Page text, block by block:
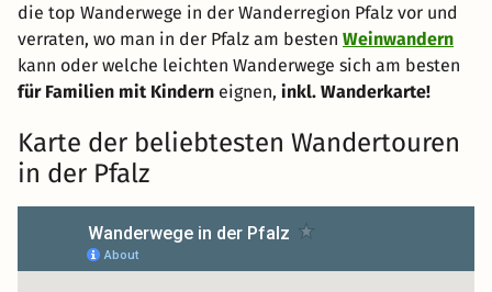
die top Wanderwege in der Wanderregion Pfalz vor und
verraten, wo man in der Pfalz am besten Weinwandern
kann oder welche leichten Wanderwege sich am besten
für Familien mit Kindern eignen, inkl. Wanderkarte!
Karte der beliebtesten Wandertouren
in der Pfalz